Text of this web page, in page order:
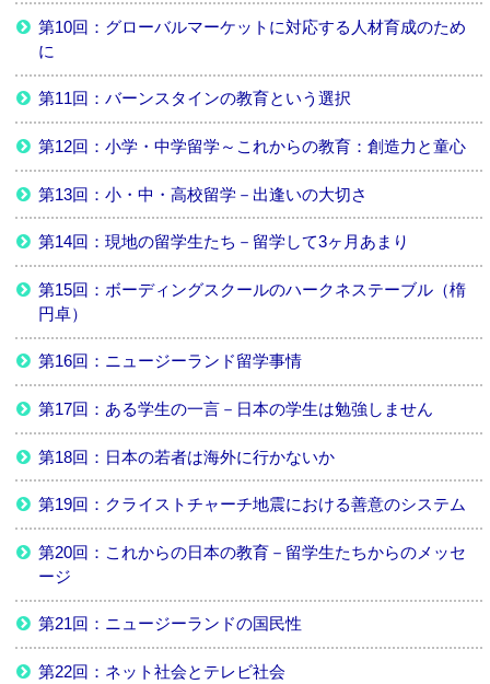
第10回：グローバルマーケットに対応する人材育成のため
に
第11回：バーンスタインの教育という選択
第12回：小学・中学留学～これからの教育：創造力と童心
第13回：小・中・高校留学－出逢いの大切さ
第14回：現地の留学生たち－留学して3ヶ月あまり
第15回：ボーディングスクールのハークネステーブル（楕
円卓）
第16回：ニュージーランド留学事情
第17回：ある学生の一言－日本の学生は勉強しません
第18回：日本の若者は海外に行かないか
第19回：クライストチャーチ地震における善意のシステム
第20回：これからの日本の教育－留学生たちからのメッセ
ージ
第21回：ニュージーランドの国民性
第22回：ネット社会とテレビ社会